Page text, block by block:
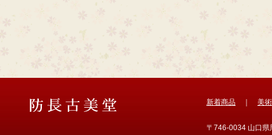
新着商品 美
〒746-0034 山口